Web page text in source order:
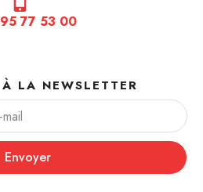
77 53 00
LA NEWSLETTER
Envoyer